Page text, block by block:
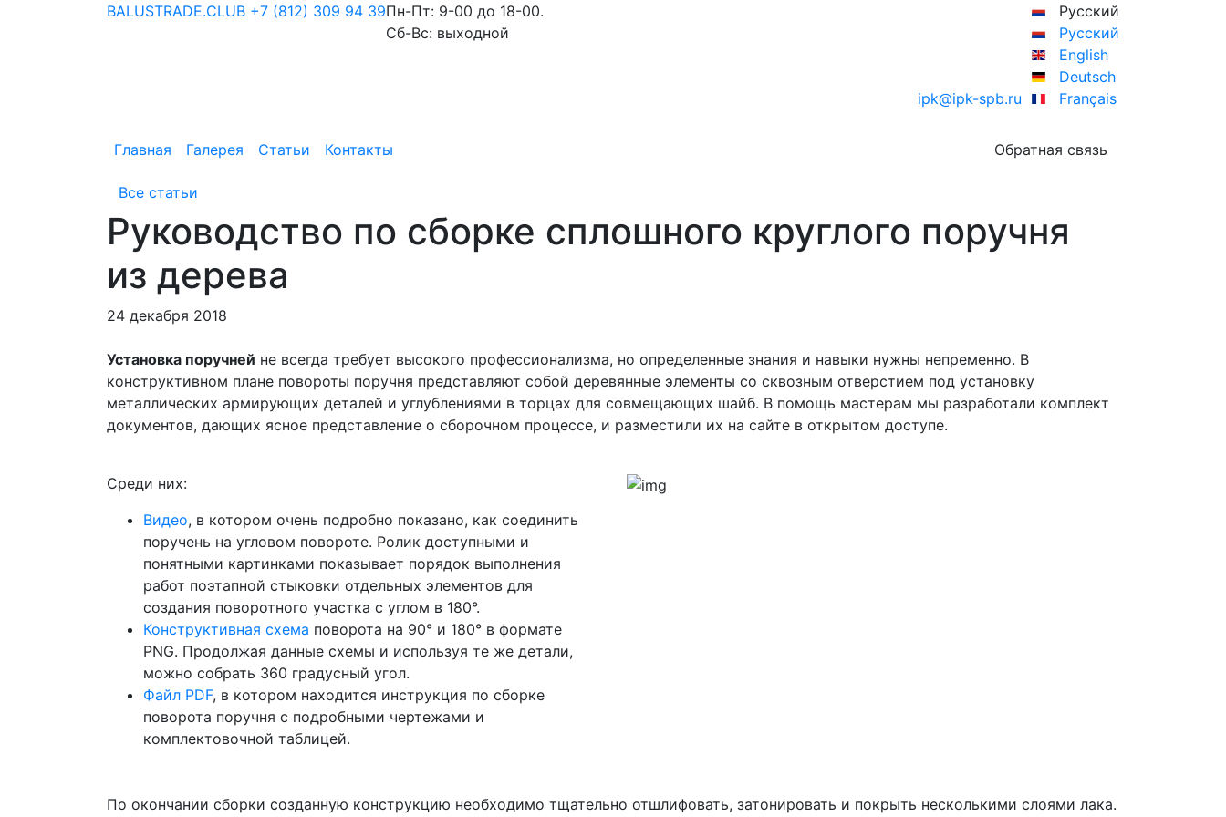
BALUSTRADE.CLUB +7 (812) 309 94 39Пн-Пт: 9-00 до 18-00.
Сб-Вс: выходной
ipk@ipk-spb.ru
Русский
Русский
English
Deutsch
Français
Главная Галерея Статьи Контакты Обратная связь
Все статьи
Руководство по сборке сплошного круглого поручня
из дерева
24 декабря 2018
Установка поручней не всегда требует высокого профессионализма, но определенные знания и навыки нужны непременно. В
конструктивном плане повороты поручня представляют собой деревянные элементы со сквозным отверстием под установку
металлических армирующих деталей и углублениями в торцах для совмещающих шайб. В помощь мастерам мы разработали комплект
документов, дающих ясное представление о сборочном процессе, и разместили их на сайте в открытом доступе.
Среди них:
Видео, в котором очень подробно показано, как соединить
поручень на угловом повороте. Ролик доступными и
понятными картинками показывает порядок выполнения
работ поэтапной стыковки отдельных элементов для
создания поворотного участка с углом в 180°.
Конструктивная схема поворота на 90° и 180° в формате
PNG. Продолжая данные схемы и используя те же детали,
можно собрать 360 градусный угол.
Файл PDF, в котором находится инструкция по сборке
поворота поручня с подробными чертежами и
комплектовочной таблицей.
По окончании сборки созданную конструкцию необходимо тщательно отшлифовать, затонировать и покрыть несколькими слоями лака.